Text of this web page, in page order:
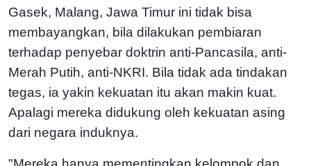
Gasek, Malang, Jawa Timur ini tidak bisa
membayangkan, bila dilakukan pembiaran
terhadap penyebar doktrin anti-Pancasila, anti-
Merah Putih, anti-NKRI. Bila tidak ada tindakan
tegas, ia yakin kekuatan itu akan makin kuat.
Apalagi mereka didukung oleh kekuatan asing
dari negara induknya.